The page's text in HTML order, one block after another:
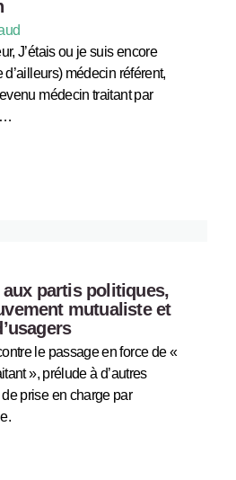
J’étais ou je suis encore
médecin référent,
médecin traitant par
partis politiques,
mutualiste et
le passage en force de «
», prélude à d’autres
prise en charge par